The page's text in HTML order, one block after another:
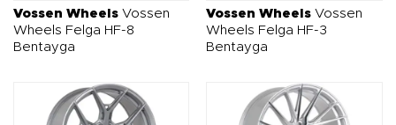
Vossen Wheels Vossen
Wheels Felga HF-8
Bentayga
Vossen Wheels Vossen
Wheels Felga HF-3
Bentayga